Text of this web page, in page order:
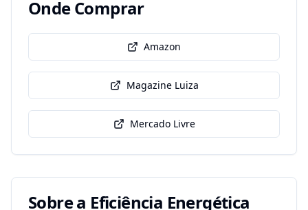
Onde Comprar
Amazon
Magazine Luiza
Mercado Livre
Sobre a Eficiência Energética